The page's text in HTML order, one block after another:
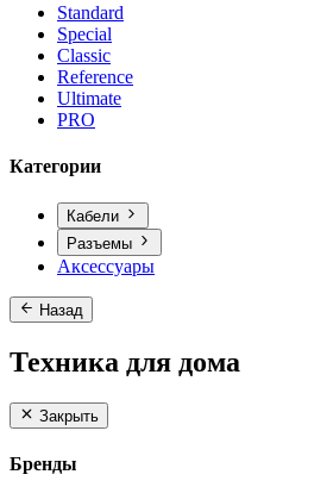
Standard
Special
Classic
Reference
Ultimate
PRO
Категории
Кабели
Разъемы
Аксессуары
Назад
Техника для дома
Закрыть
Бренды